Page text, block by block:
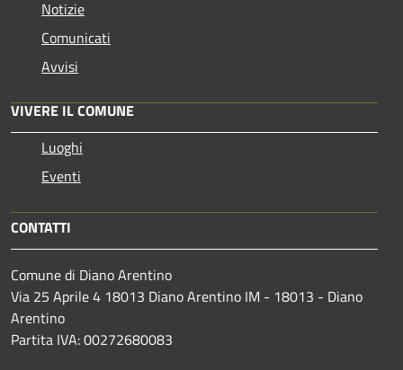
Notizie
Comunicati
Avvisi
VIVERE IL COMUNE
Luoghi
Eventi
CONTATTI
Comune di Diano Arentino
Via 25 Aprile 4 18013 Diano Arentino IM - 18013 - Diano
Arentino
Partita IVA: 00272680083